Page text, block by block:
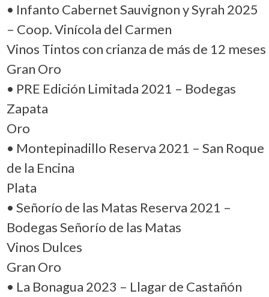
• Infanto Cabernet Sauvignon y Syrah 2025
– Coop. Vinícola del Carmen
Vinos Tintos con crianza de más de 12 meses
Gran Oro
• PRE Edición Limitada 2021 – Bodegas
Zapata
Oro
• Montepinadillo Reserva 2021 – San Roque
de la Encina
Plata
• Señorío de las Matas Reserva 2021 –
Bodegas Señorío de las Matas
Vinos Dulces
Gran Oro
• La Bonagua 2023 – Llagar de Castañón